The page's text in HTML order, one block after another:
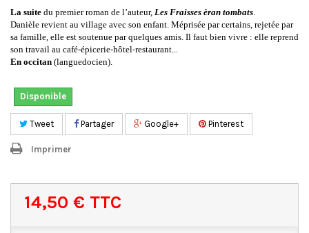
La suite du premier roman de l’auteur, Les Fraisses èran tombats.
Danièle revient au village avec son enfant. Méprisée par certains, rejetée par
sa famille, elle est soutenue par quelques amis. Il faut bien vivre : elle reprend
son travail au café-épicerie-hôtel-restaurant...
En occitan (languedocien).
Disponible
Tweet Partager Google+ Pinterest
Imprimer
14,50 € TTC